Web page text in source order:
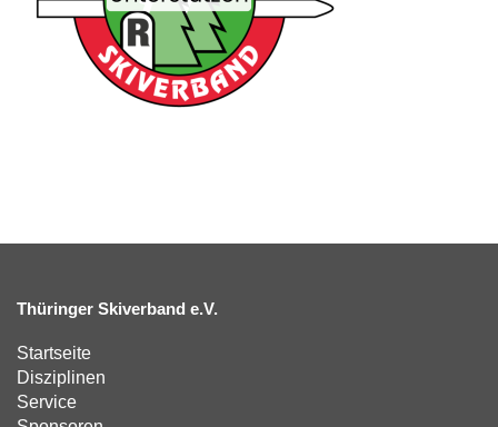
Thüringer Skiverband e.V.
Startseite
Disziplinen
Service